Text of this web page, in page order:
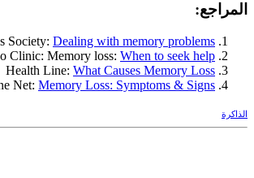
المراجع:
Society: Dealing with memory problems
Clinic: Memory loss: When to seek help
Health Line: What Causes Memory Loss
Net: Memory Loss: Symptoms & Signs
الذاكرة